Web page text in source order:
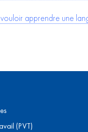
apprendre une
(PVT)